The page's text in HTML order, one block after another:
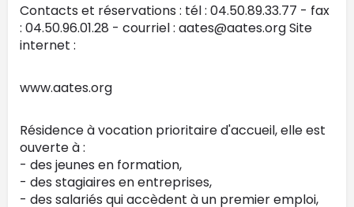
Contacts et réservations : tél : 04.50.89.33.77 - fax
: 04.50.96.01.28 - courriel : aates@aates.org Site
internet :
www.aates.org
Résidence à vocation prioritaire d'accueil, elle est
ouverte à :
- des jeunes en formation,
- des stagiaires en entreprises,
- des salariés qui accèdent à un premier emploi,